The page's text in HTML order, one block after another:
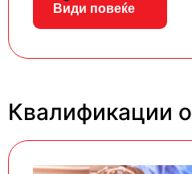
Види повеќе
Квалификации